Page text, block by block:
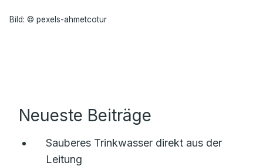
Bild: © pexels-ahmetcotur
Neueste Beiträge
Sauberes Trinkwasser direkt aus der
Leitung